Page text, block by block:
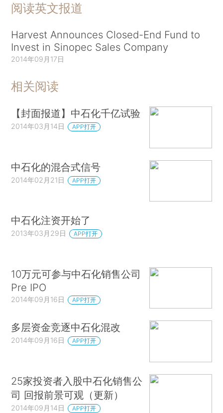
阅读英文报道
Harvest Announces Closed-End Fund to
Invest in Sinopec Sales Company
2014年09月17日
相关阅读
【封面报道】中石化千亿试验
2014年03月14日 APP打开
中石化的混合式信号
2014年02月21日 APP打开
中石化注资开始了
2013年03月29日 APP打开
10万元可参与中石化销售公司
Pre IPO
2014年09月16日 APP打开
多层资金竞逐中石化混改
2014年09月16日 APP打开
25家投资者入股中石化销售公
司 回报前景可观（更新）
2014年09月14日 APP打开